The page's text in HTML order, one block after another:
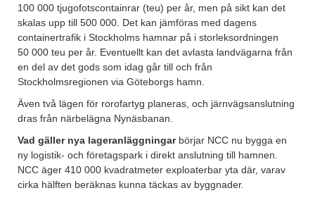
100 000 tjugofotscontainrar (teu) per år, men på sikt kan det
skalas upp till 500 000. Det kan jämföras med dagens
containertrafik i Stockholms hamnar på i storleksordningen
50 000 teu per år. Eventuellt kan det avlasta landvägarna från
en del av det gods som idag går till och från
Stockholmsregionen via Göteborgs hamn.
Även två lägen för rorofartyg planeras, och järnvägsanslutning
dras från närbelägna Nynäsbanan.
Vad gäller nya lageranläggningarbörjar NCC nu bygga en
ny logistik- och företagspark i direkt anslutning till hamnen.
NCC äger 410 000 kvadratmeter exploaterbar yta där, varav
cirka hälften beräknas kunna täckas av byggnader.